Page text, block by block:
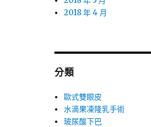
2018 年 4 月
分類
歐式雙眼皮
水滴果凍隆乳手術
玻尿酸下巴